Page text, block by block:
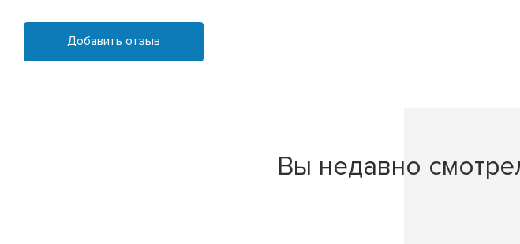
Добавить отзыв
Вы недавно